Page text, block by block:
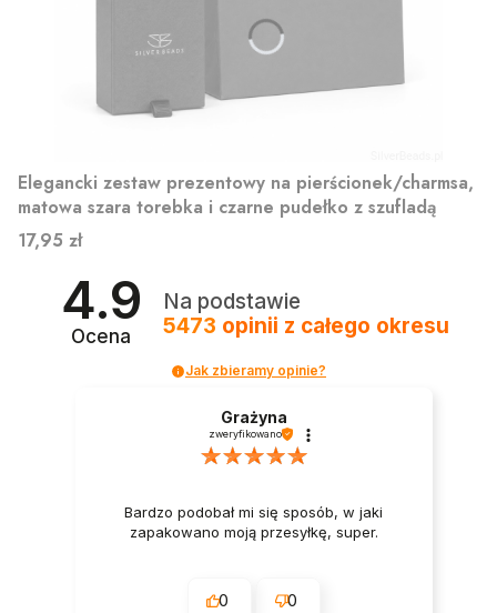
Elegancki zestaw prezentowy na pierścionek/charmsa,
matowa szara torebka i czarne pudełko z szufladą
Cena
17,95 zł
4.9
Ocena
Na podstawie
5473 opinii z całego okresu
Jak zbieramy opinie?
Grażyna
zweryfikowano
Bardzo podobał mi się sposób, w jaki
zapakowano moją przesyłkę, super.
0 0